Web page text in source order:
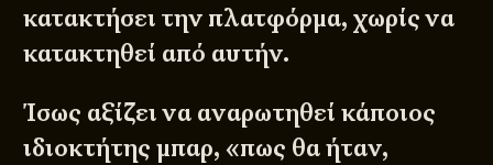
κατακτήσει την πλατφόρμα, χωρίς να
κατακτηθεί από αυτήν.
Ίσως αξίζει να αναρωτηθεί κάποιος
ιδιοκτήτης μπαρ, «πως θα ήταν,